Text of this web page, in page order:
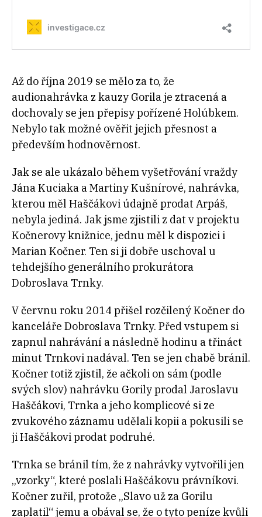
Až do října 2019 se mělo za to, že
audionahrávka z kauzy Gorila je ztracená a
dochovaly se jen přepisy pořízené Holúbkem.
Nebylo tak možné ověřit jejich přesnost a
především hodnověrnost.
Jak se ale ukázalo během vyšetřování vraždy
Jána Kuciaka a Martiny Kušnírové, nahrávka,
kterou měl Haščákovi údajně prodat Arpáš,
nebyla jediná. Jak jsme zjistili z dat v projektu
Kočnerovy knižnice, jednu měl k dispozici i
Marian Kočner. Ten si ji dobře uschoval u
tehdejšího generálního prokurátora
Dobroslava Trnky.
V červnu roku 2014 přišel rozčilený Kočner do
kanceláře Dobroslava Trnky. Před vstupem si
zapnul nahrávání a následně hodinu a třináct
minut Trnkovi nadával. Ten se jen chabě bránil.
Kočner totiž zjistil, že ačkoli on sám (podle
svých slov) nahrávku Gorily prodal Jaroslavu
Haščákovi, Trnka a jeho komplicové si ze
zvukového záznamu udělali kopii a pokusili se
ji Haščákovi prodat podruhé.
Trnka se bránil tím, že z nahrávky vytvořili jen
„vzorky“, které poslali Haščákovu právníkovi.
Kočner zuřil, protože „Slavo už za Gorilu
zaplatil“ jemu a obával se, že o tyto peníze kvůli